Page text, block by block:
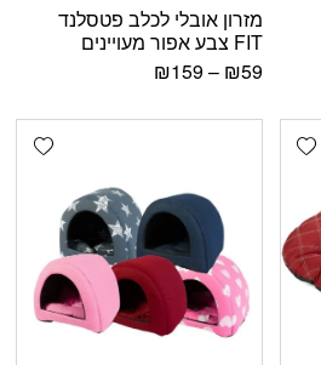
מזרון אובלי לכלב פטסלנד
FIT צבע אפור מעויינים
₪59
–
₪159
Add wishlist